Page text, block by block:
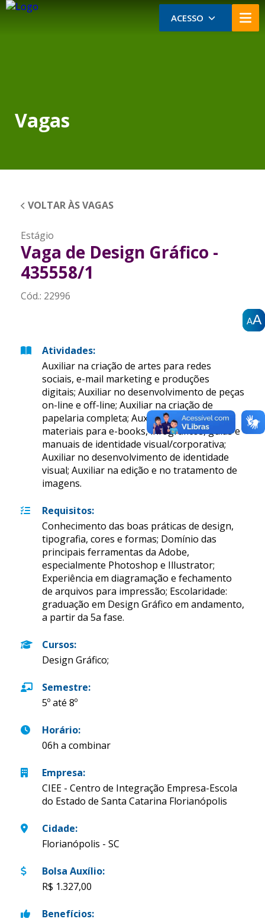
AA
AA
AA
ACESSO
Vagas
VOLTAR ÀS VAGAS
Estágio
Vaga de Design Gráfico -
435558/1
Cód.: 22996
Atividades:
Auxiliar na criação de artes para redes
sociais, e-mail marketing e produções
digitais; Auxiliar no desenvolvimento de peças
on-line e off-line; Auxiliar na criação de
papelaria completa; Auxiliar na produção de
materiais para e-books, infográficos, guias e
manuais de identidade visual/corporativa;
Auxiliar no desenvolvimento de identidade
visual; Auxiliar na edição e no tratamento de
imagens.
Requisitos:
Conhecimento das boas práticas de design,
tipografia, cores e formas; Domínio das
principais ferramentas da Adobe,
especialmente Photoshop e Illustrator;
Experiência em diagramação e fechamento
de arquivos para impressão; Escolaridade:
graduação em Design Gráfico em andamento,
a partir da 5a fase.
Cursos:
Design Gráfico;
Semestre:
5º até 8º
Horário:
06h a combinar
Empresa:
CIEE - Centro de Integração Empresa-Escola
do Estado de Santa Catarina Florianópolis
Cidade:
Florianópolis - SC
Bolsa Auxílio:
R$ 1.327,00
Benefícios: